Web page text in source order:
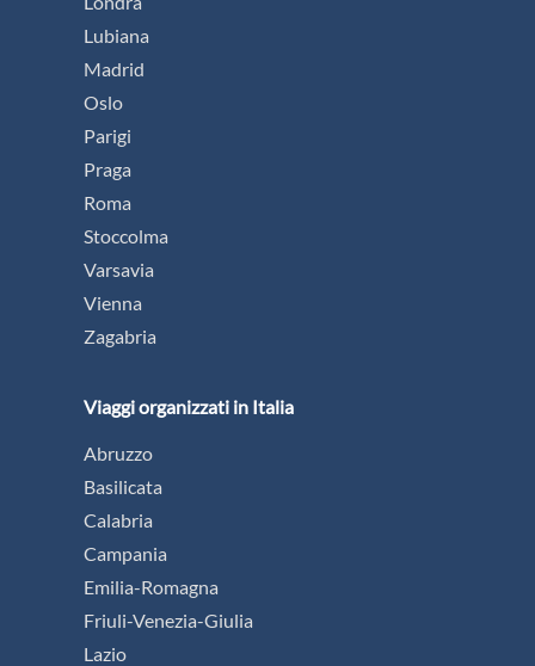
Lubiana
Madrid
Oslo
Parigi
Praga
Roma
Stoccolma
Varsavia
Vienna
Zagabria
Viaggi organizzati in Italia
Abruzzo
Basilicata
Calabria
Campania
Emilia-Romagna
Friuli-Venezia-Giulia
Lazio